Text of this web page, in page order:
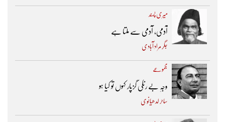
میری پسند
آدمی، آدمی سے ملتا ہے
جگر مراد آبادی
مجموعے
وجہِ بے رنگی گزپار کہوں تو کیا ہو
ساحر لدھیانوی